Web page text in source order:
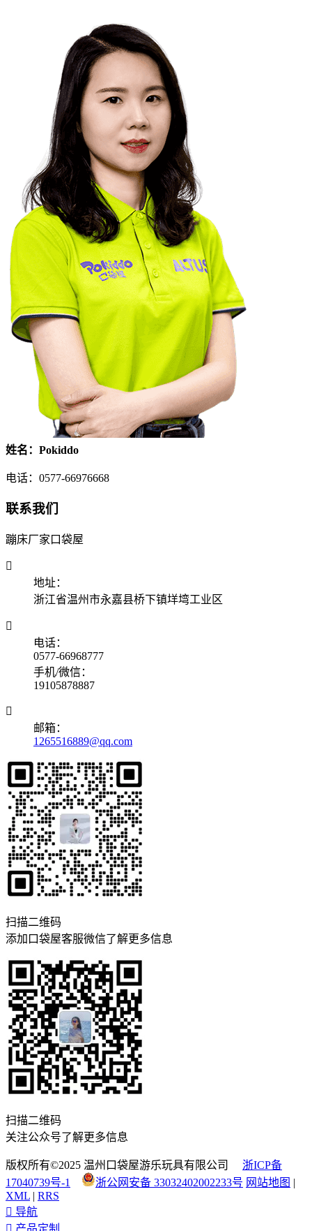
姓名：Pokiddo
电话：0577-66976668
联系我们
蹦床厂家口袋屋

地址：
浙江省温州市永嘉县桥下镇垟塆工业区

电话：
0577-66968777
手机/微信：
19105878887

邮箱：
1265516889@qq.com
扫描二维码
添加口袋屋客服微信了解更多信息
扫描二维码
关注公众号了解更多信息
版权所有©2025 温州口袋屋游乐玩具有限公司 浙ICP备
17040739号-1
浙公网安备 33032402002233号 网站地图 |
XML | RRS
 导航
 产品定制